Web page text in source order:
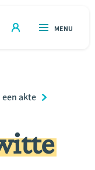
OPEN
MENU
akte